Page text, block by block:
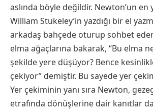
aslında böyle değildir. Newton’un en
William Stukeley’in yazdığı bir el
arkadaş bahçede oturup sohbet
elma ağaçlarına bakarak, “Bu elma
şekilde yere düşüyor? Bence
çekiyor” demiştir. Bu sayede yer
Yer çekiminin yanı sıra Newton,
etrafında dönüşlerine dair kanıtlar